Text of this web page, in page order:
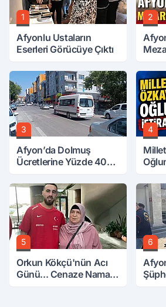
1
Afyonlu Ustaların
Eserleri Görücüye Çıktı
2
3
Afyon’da Dolmuş
Ücretlerine Yüzde 40
4
5
Orkun Kökçü'nün Acı
Günü... Cenaze Namazı
6